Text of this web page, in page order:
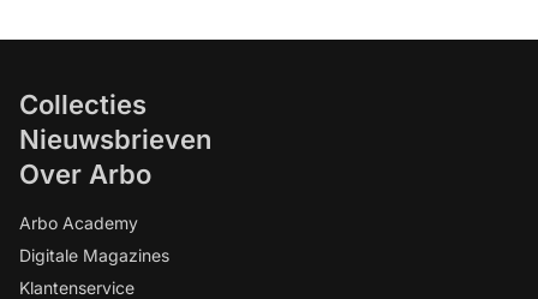
Collecties
Nieuwsbrieven
Over Arbo
Arbo Academy
Digitale Magazines
Klantenservice